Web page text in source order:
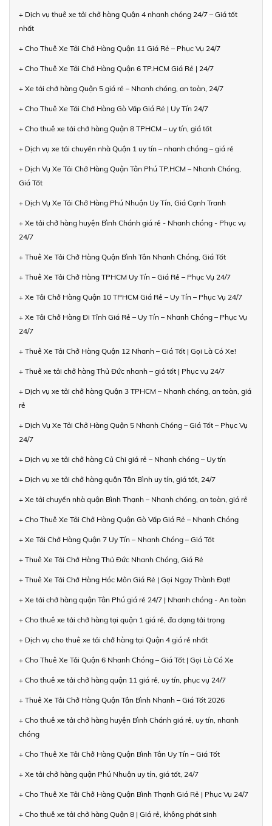
+ Dịch vụ thuê xe tải chở hàng Quận 4 nhanh chóng 24/7 – Giá tốt
nhất
+ Cho Thuê Xe Tải Chở Hàng Quận 11 Giá Rẻ – Phục Vụ 24/7
+ Cho Thuê Xe Tải Chở Hàng Quận 6 TP.HCM Giá Rẻ | 24/7
+ Xe tải chở hàng Quận 5 giá rẻ – Nhanh chóng, an toàn, 24/7
+ Cho Thuê Xe Tải Chở Hàng Gò Vấp Giá Rẻ | Uy Tín 24/7
+ Cho thuê xe tải chở hàng Quận 8 TPHCM – uy tín, giá tốt
+ Dịch vụ xe tải chuyển nhà Quận 1 uy tín – nhanh chóng – giá rẻ
+ Dịch Vụ Xe Tải Chở Hàng Quận Tân Phú TP.HCM – Nhanh Chóng,
Giá Tốt
+ Dịch Vụ Xe Tải Chở Hàng Phú Nhuận Uy Tín, Giá Cạnh Tranh
+ Xe tải chở hàng huyện Bình Chánh giá rẻ - Nhanh chóng - Phục vụ
24/7
+ Thuê Xe Tải Chở Hàng Quận Bình Tân Nhanh Chóng, Giá Tốt
+ Thuê Xe Tải Chở Hàng TPHCM Uy Tín – Giá Rẻ – Phục Vụ 24/7
+ Xe Tải Chở Hàng Quận 10 TPHCM Giá Rẻ – Uy Tín – Phục Vụ 24/7
+ Xe Tải Chở Hàng Đi Tỉnh Giá Rẻ – Uy Tín – Nhanh Chóng – Phục Vụ
24/7
+ Thuê Xe Tải Chở Hàng Quận 12 Nhanh – Giá Tốt | Gọi Là Có Xe!
+ Thuê xe tải chở hàng Thủ Đức nhanh – giá tốt | Phục vụ 24/7
+ Dịch vụ xe tải chở hàng Quận 3 TPHCM – Nhanh chóng, an toàn, giá
rẻ
+ Dịch Vụ Xe Tải Chở Hàng Quận 5 Nhanh Chóng – Giá Tốt – Phục Vụ
24/7
+ Dịch vụ xe tải chở hàng Củ Chi giá rẻ – Nhanh chóng – Uy tín
+ Dịch vụ xe tải chở hàng quận Tân Bình uy tín, giá tốt, 24/7
+ Xe tải chuyển nhà quận Bình Thạnh – Nhanh chóng, an toàn, giá rẻ
+ Cho Thuê Xe Tải Chở Hàng Quận Gò Vấp Giá Rẻ – Nhanh Chóng
+ Xe Tải Chở Hàng Quận 7 Uy Tín – Nhanh Chóng – Giá Tốt
+ Thuê Xe Tải Chở Hàng Thủ Đức Nhanh Chóng, Giá Rẻ
+ Thuê Xe Tải Chở Hàng Hóc Môn Giá Rẻ | Gọi Ngay Thành Đạt!
+ Xe tải chở hàng quận Tân Phú giá rẻ 24/7 | Nhanh chóng - An toàn
+ Cho thuê xe tải chở hàng tại quận 1 giá rẻ, đa dạng tải trọng
+ Dịch vụ cho thuê xe tải chở hàng tại Quận 4 giá rẻ nhất
+ Cho Thuê Xe Tải Quận 6 Nhanh Chóng – Giá Tốt | Gọi Là Có Xe
+ Cho thuê xe tải chở hàng quận 11 giá rẻ, uy tín, phục vụ 24/7
+ Thuê Xe Tải Chở Hàng Quận Tân Bình Nhanh – Giá Tốt 2026
+ Cho thuê xe tải chở hàng huyện Bình Chánh giá rẻ, uy tín, nhanh
chóng
+ Cho Thuê Xe Tải Chở Hàng Quận Bình Tân Uy Tín – Giá Tốt
+ Xe tải chở hàng quận Phú Nhuận uy tín, giá tốt, 24/7
+ Cho Thuê Xe Tải Chở Hàng Quận Bình Thạnh Giá Rẻ | Phục Vụ 24/7
+ Cho thuê xe tải chở hàng Quận 8 | Giá rẻ, không phát sinh